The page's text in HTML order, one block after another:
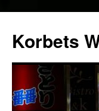
springen
Korbets